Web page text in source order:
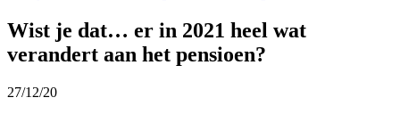
Wist je dat… er in 2021 heel wat
verandert aan het pensioen?
27/12/20